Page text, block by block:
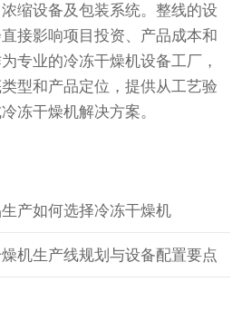
缩设备及包装系统。整线的设
接影响项目投资、产品成本和
专业的冷冻干燥机设备工厂，
型和产品定位，提供从工艺验
冻干燥机解决方案。
产如何选择冷冻干燥机
机生产线规划与设备配置要点